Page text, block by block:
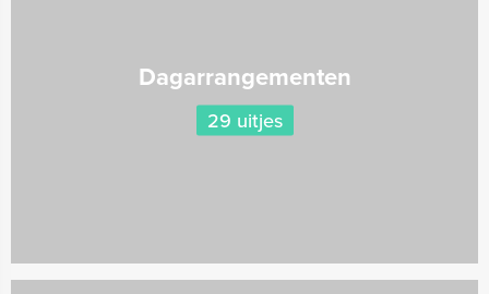
Dagarrangementen
29 uitjes